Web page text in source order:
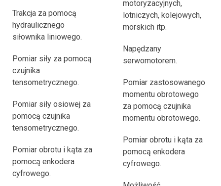
Trakcja za pomocą
hydraulicznego
siłownika liniowego.
Pomiar siły za pomocą
czujnika
tensometrycznego.
Pomiar siły osiowej za
pomocą czujnika
tensometrycznego.
Pomiar obrotu i kąta za
pomocą enkodera
cyfrowego.
motoryzacyjnych,
lotniczych, kolejowych,
morskich itp.
Napędzany
serwomotorem.
Pomiar zastosowanego
momentu obrotowego
za pomocą czujnika
momentu obrotowego.
Pomiar obrotu i kąta za
pomocą enkodera
cyfrowego.